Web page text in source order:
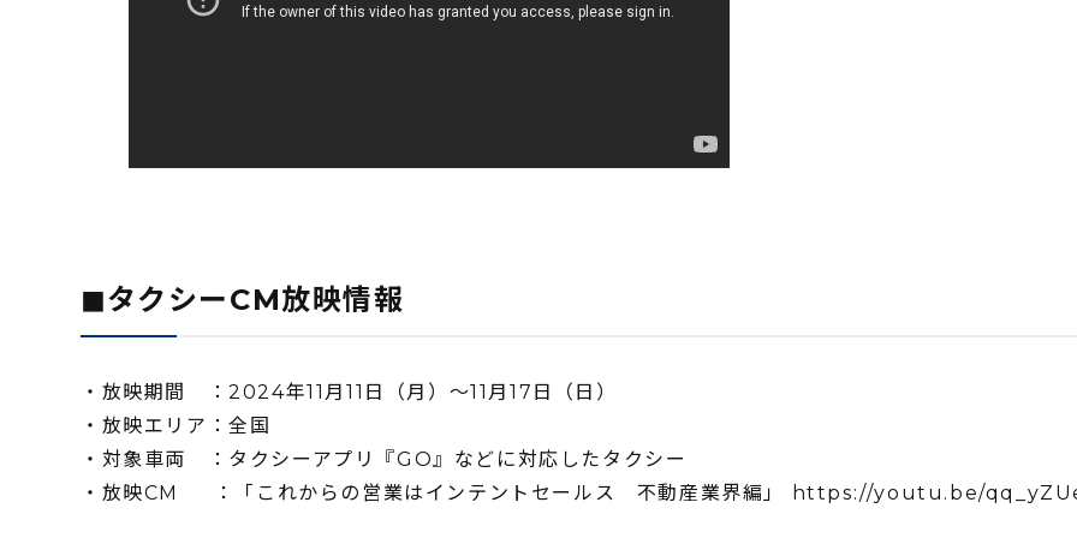
◼タクシーCM放映情報
・放映期間 ：2024年11⽉11⽇（月）〜11月17⽇（日）
・放映エリア：全国
・対象車両 ：タクシーアプリ『GO』などに対応したタクシー
・放映CM ：「これからの営業はインテントセールス 不動産業界編」
https://youtu.be/